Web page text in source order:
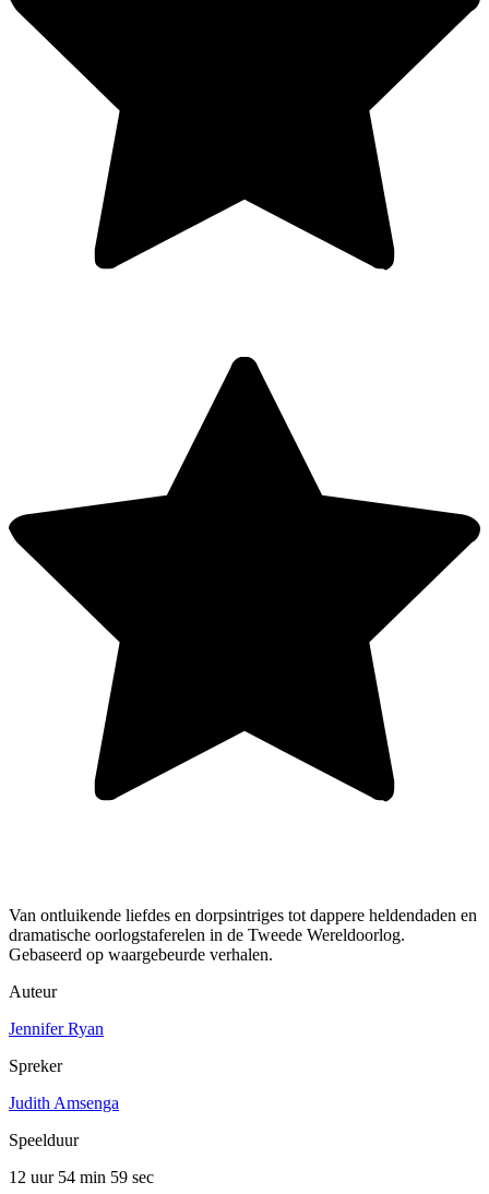
Van ontluikende liefdes en dorpsintriges tot dappere heldendaden en
dramatische oorlogstaferelen in de Tweede Wereldoorlog.
Gebaseerd op waargebeurde verhalen.
Auteur
Jennifer Ryan
Spreker
Judith Amsenga
Speelduur
12 uur 54 min 59 sec